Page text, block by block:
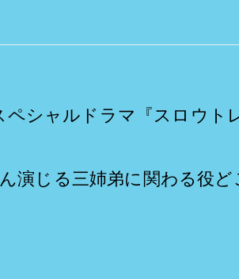
シャルドラマ『スロウト
演じる三姉弟に関わる役ど